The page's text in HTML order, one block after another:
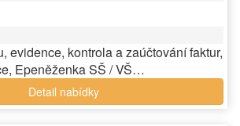
evidence, kontrola a zaúčtování faktur,
Epeněženka SŠ / VŠ…
Detail nabídky